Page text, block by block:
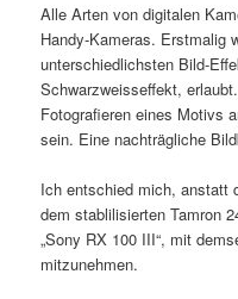
Alle Arten von digitalen
Handy-Kameras. Erstmalig
unterschiedlichsten Bild-
Schwarzweisseffekt,
Fotografieren eines Motivs
sein. Eine nachträgliche
Ich entschied mich, anstatt
dem stablilisierten Tamron
„Sony RX 100 III“, mit
mitzunehmen.